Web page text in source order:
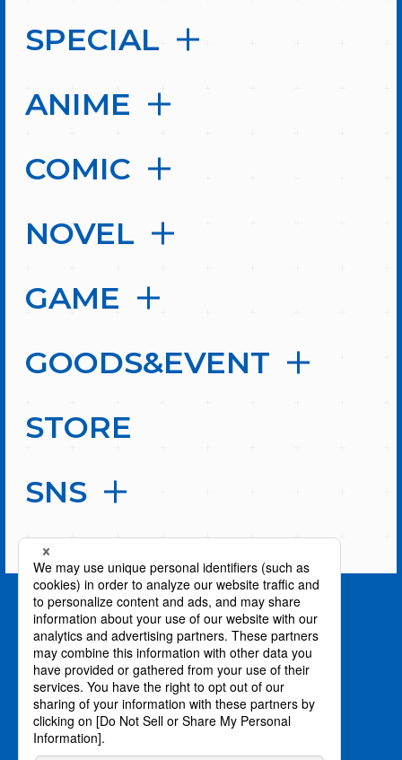
SPECIAL
ANIME
COMIC
NOVEL
GAME
GOODS&EVENT
STORE
SNS
PAGE TOP